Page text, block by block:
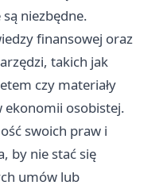
niezbędne.
finansowej oraz
takich jak
czy materiały
ekonomii osobistej.
swoich praw i
by nie stać się
umów lub